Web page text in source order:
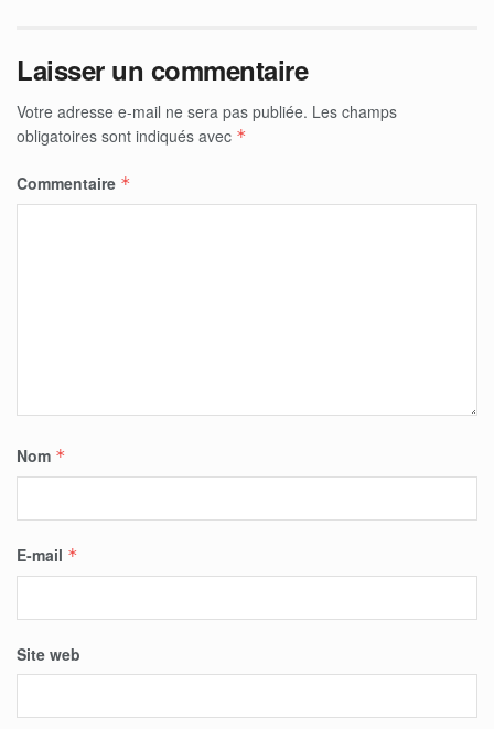
Laisser un commentaire
Votre adresse e-mail ne sera pas publiée. Les champs
obligatoires sont indiqués avec *
Commentaire *
Nom *
E-mail *
Site web